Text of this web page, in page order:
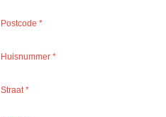
Postcode *
Huisnummer *
Straat *